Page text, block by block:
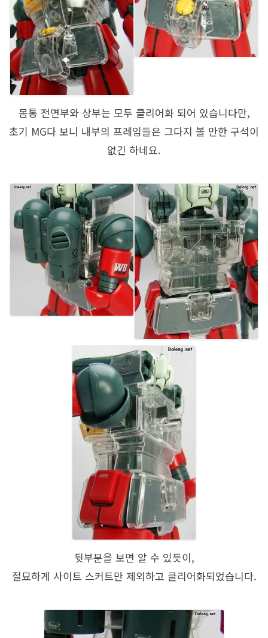
몸통 전면부와 상부는 모두 클리어화 되어 있습니다만,
초기 MG다 보니 내부의 프레임들은 그다지 볼 만한 구석이
없긴 하네요.
뒷부분을 보면 알 수 있듯이,
절묘하게 사이트 스커트만 제외하고 클리어화되었습니다.